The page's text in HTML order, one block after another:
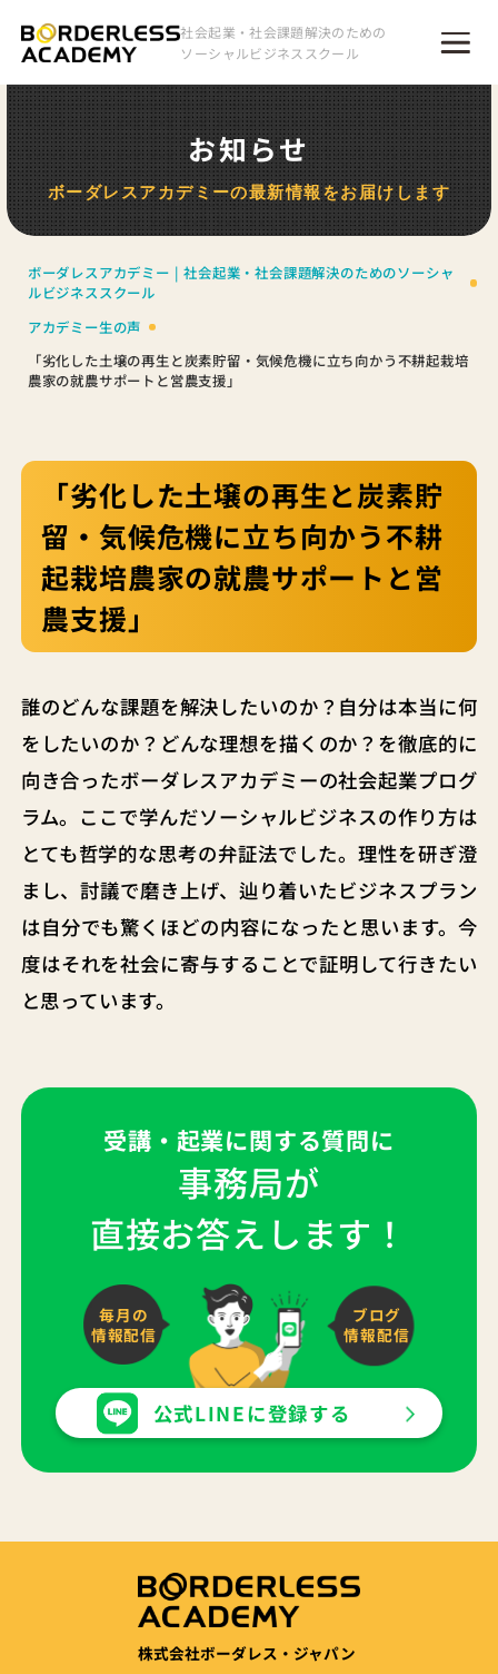
社会起業・社会課題解決のための
ソーシャルビジネススクール
お知らせ
ボーダレスアカデミーの最新情報をお届けします
ボーダレスアカデミー | 社会起業・社会課題解決のためのソーシャ
ルビジネススクール
アカデミー生の声
「劣化した土壌の再生と炭素貯留・気候危機に立ち向かう不耕起栽培
農家の就農サポートと営農支援」
「劣化した土壌の再生と炭素貯
留・気候危機に立ち向かう不耕
起栽培農家の就農サポートと営
農支援」
誰のどんな課題を解決したいのか？自分は本当に何
をしたいのか？どんな理想を描くのか？を徹底的に
向き合ったボーダレスアカデミーの社会起業プログ
ラム。ここで学んだソーシャルビジネスの作り方は
とても哲学的な思考の弁証法でした。理性を研ぎ澄
まし、討議で磨き上げ、辿り着いたビジネスプラン
は自分でも驚くほどの内容になったと思います。今
度はそれを社会に寄与することで証明して行きたい
と思っています。
受講・起業に関する質問に
事務局が
直接お答えします！
毎月の
情報配信
ブログ
情報配信
公式LINEに登録する
株式会社ボーダレス・ジャパン